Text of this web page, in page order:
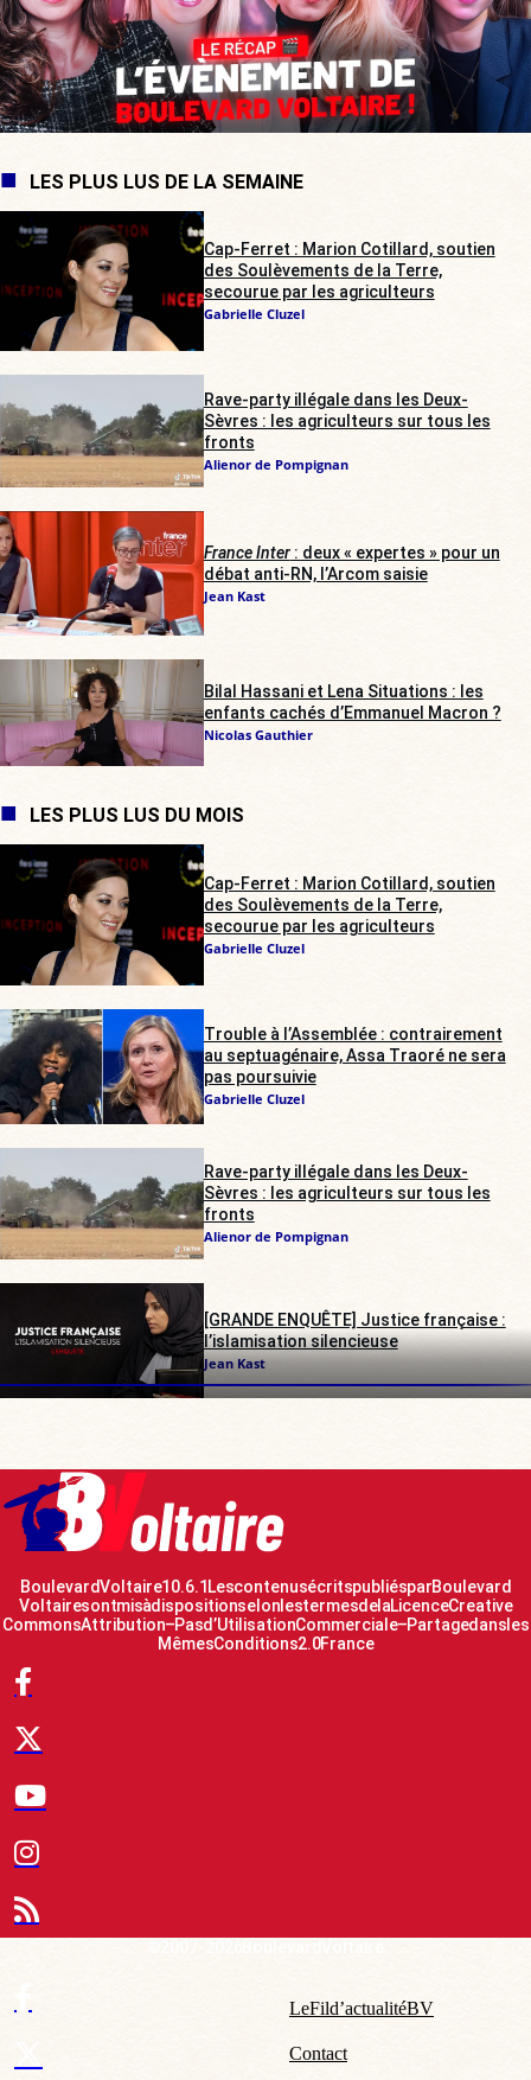
LES PLUS LUS DE LA SEMAINE
Cap-Ferret : Marion Cotillard, soutien
des Soulèvements de la Terre,
secourue par les agriculteurs
Gabrielle Cluzel
Rave-party illégale dans les Deux-
Sèvres : les agriculteurs sur tous les
fronts
Alienor de Pompignan
France Inter: deux « expertes » pour un
débat anti-RN, l’Arcom saisie
Jean Kast
Bilal Hassani et Lena Situations : les
enfants cachés d’Emmanuel Macron ?
Nicolas Gauthier
LES PLUS LUS DU MOIS
Cap-Ferret : Marion Cotillard, soutien
des Soulèvements de la Terre,
secourue par les agriculteurs
Gabrielle Cluzel
Trouble à l’Assemblée : contrairement
au septuagénaire, Assa Traoré ne sera
pas poursuivie
Gabrielle Cluzel
Rave-party illégale dans les Deux-
Sèvres : les agriculteurs sur tous les
fronts
Alienor de Pompignan
[GRANDE ENQUÊTE] Justice française :
l’islamisation silencieuse
Jean Kast
Boulevard Voltaire 10.6.1 Les contenus écrits publiés par Boulevard
Voltaire sont mis à disposition selon les termes de la Licence Creative
Commons Attribution – Pas d’Utilisation Commerciale – Partage dans les
Mêmes Conditions 2.0 France
Le Fil d’actualité BV
Contact